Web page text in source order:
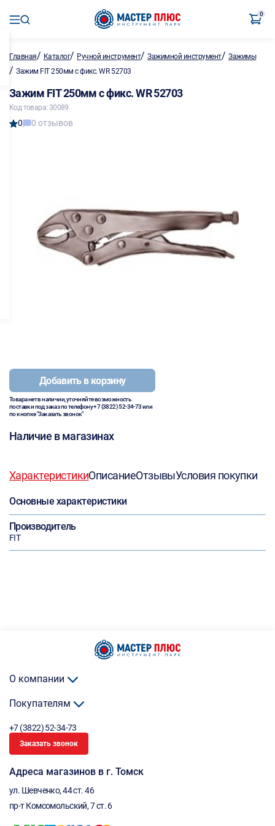
0
Главная/ Каталог/ Ручной инструмент/Зажимной инструмент/Зажимы
/ Зажим FIT 250мм с фикс. WR 52703
Зажим FIT 250мм с фикс. WR 52703
Код товара: 30089
0 0 отзывов
Добавить в корзину
Товара нет в наличии, уточняйте возможность
поставки под заказ по телефону+7 (3822) 52-34-73или
по кнопке "Заказать звонок"
Наличие в магазинах
ХарактеристикиОписаниеОтзывыУсловия покупки
Основные характеристики
Производитель
FIT
О компании
Покупателям
+7 (3822) 52-34-73
Заказать звонок
Адреса магазинов в г. Томск
ул. Шевченко, 44 ст. 46
пр-т Комсомольский, 7 ст. 6